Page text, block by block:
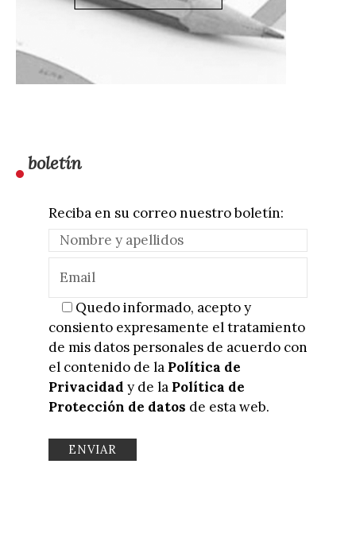
boletín
Reciba en su correo nuestro boletín:
Quedo informado, acepto y
consiento expresamente el tratamiento
de mis datos personales de acuerdo con
el contenido de la Política de
Privacidad y de la Política de
Protección de datos de esta web.